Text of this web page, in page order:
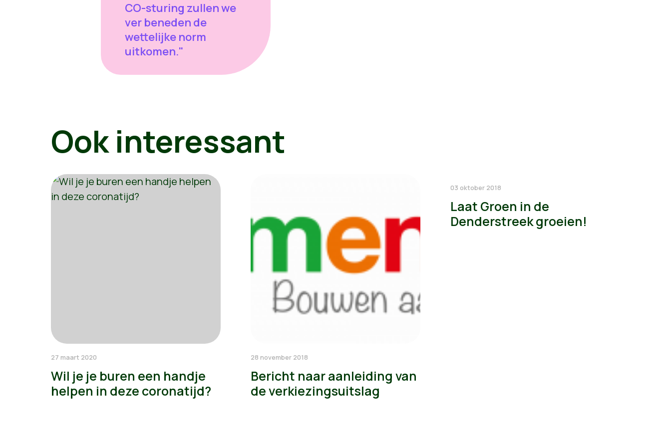
CO-sturing zullen we
ver beneden de
wettelijke norm
uitkomen."
Ook interessant
27 maart 2020
Wil je je buren een handje
helpen in deze coronatijd?
28 november 2018
Bericht naar aanleiding van
de verkiezingsuitslag
03 oktober 2018
Laat Groen in de
Denderstreek groeien!